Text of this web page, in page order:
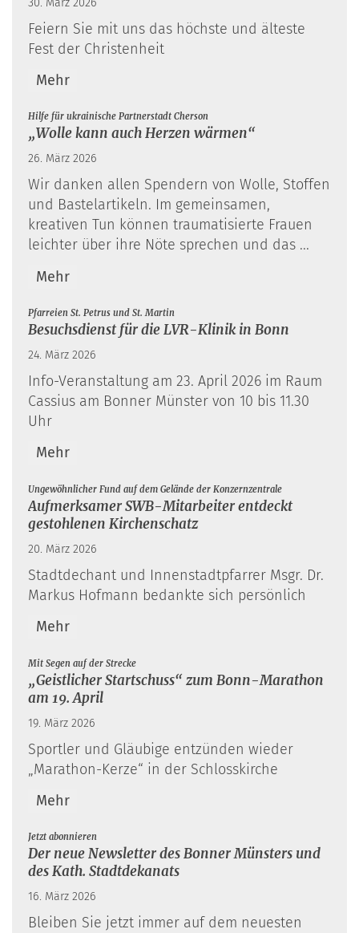
Feiern Sie mit uns das höchste und älteste
Fest der Christenheit
Mehr
Hilfe für ukrainische Partnerstadt Cherson
„Wolle kann auch Herzen wärmen“
26. März 2026
Wir danken allen Spendern von Wolle, Stoffen
und Bastelartikeln. Im gemeinsamen,
kreativen Tun können traumatisierte Frauen
leichter über ihre Nöte sprechen und das ...
Mehr
Pfarreien St. Petrus und St. Martin
Besuchsdienst für die LVR-Klinik in Bonn
24. März 2026
Info-Veranstaltung am 23. April 2026 im Raum
Cassius am Bonner Münster von 10 bis 11.30
Uhr
Mehr
Ungewöhnlicher Fund auf dem Gelände der Konzernzentrale:
Aufmerksamer SWB-Mitarbeiter entdeckt
gestohlenen Kirchenschatz
20. März 2026
Stadtdechant und Innenstadtpfarrer Msgr. Dr.
Markus Hofmann bedankte sich persönlich
Mehr
Mit Segen auf der Strecke:
„Geistlicher Startschuss“ zum Bonn-Marathon
am 19. April
19. März 2026
Sportler und Gläubige entzünden wieder
„Marathon-Kerze“ in der Schlosskirche
Mehr
Jetzt abonnieren
Der neue Newsletter des Bonner Münsters und
des Kath. Stadtdekanats
16. März 2026
Bleiben Sie jetzt immer auf dem neuesten